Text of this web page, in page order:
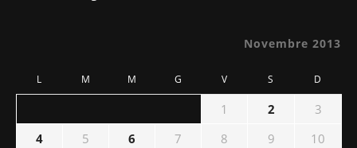
Novembre 2013
L M M G V S D
1 2
3
4
5 6 7 8 9
10